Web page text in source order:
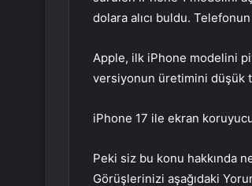
dolara alıcı buldu.
Apple, ilk iPhone modelini
versiyonun üretimini düşük
iPhone 17 ile ekran
Peki siz bu konu hakkında
Görüşlerinizi aşağıdaki